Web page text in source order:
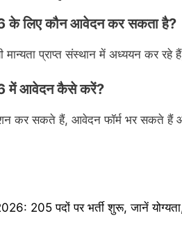
लिए कौन आवेदन कर सकता है?
मान्यता प्राप्त संस्थान में अध्ययन कर
में आवेदन कैसे करें?
कर सकते हैं, आवेदन फॉर्म भर सकते
205 पदों पर भर्ती शुरू, जानें